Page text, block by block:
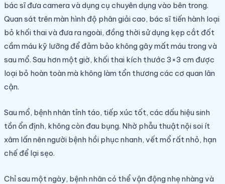
bác sĩ đưa camera và dụng cụ chuyên dụng vào bên trong.
Quan sát trên màn hình độ phân giải cao, bác sĩ tiến hành loại
bỏ khối thai và đưa ra ngoài, đồng thời sử dụng kẹp cắt đốt
cầm máu kỹ lưỡng để đảm bảo không gây mất máu trong và
sau mổ. Sau hơn một giờ, khối thai kích thước 3×3 cm được
loại bỏ hoàn toàn mà không làm tổn thương các cơ quan lân
cận.
Sau mổ, bệnh nhân tỉnh táo, tiếp xúc tốt, các dấu hiệu sinh
tồn ổn định, không còn đau bụng. Nhờ phẫu thuật nội soi ít
xâm lấn nên người bệnh hồi phục nhanh, vết mổ rất nhỏ, hạn
chế để lại sẹo.
Chỉ sau một ngày, bệnh nhân có thể vận động nhẹ nhàng và